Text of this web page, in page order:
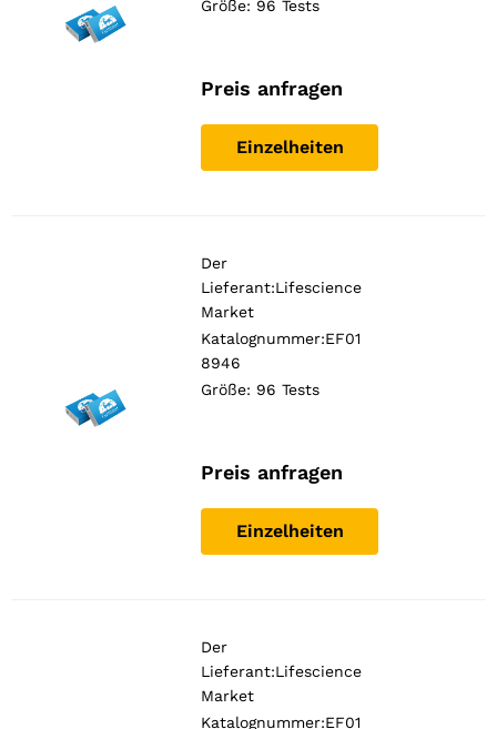
Größe: 96 Tests
Preis anfragen
Einzelheiten
Der
Lieferant:Lifescience
Market
Katalognummer:EF01
8946
Größe: 96 Tests
Preis anfragen
Einzelheiten
Der
Lieferant:Lifescience
Market
Katalognummer:EF01